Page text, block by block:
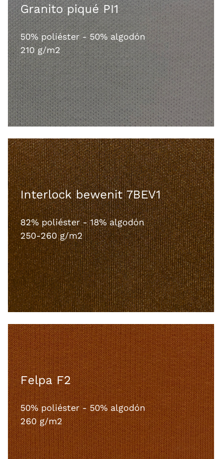
Granito piqué PI1
50% poliéster - 50% algodón
210 g/m2
Interlock bewenit 7BEV1
82% poliéster - 18% algodón
250-260 g/m2
Felpa F2
50% poliéster - 50% algodón
260 g/m2